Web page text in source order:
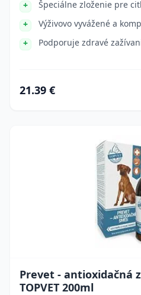
Špeciálne zloženie pre
Výživovo vyvážené a
Podporuje zdravé
21.39 €
Prevet - antioxidačná
TOPVET 200ml